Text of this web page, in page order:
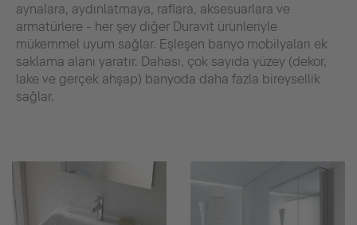
aynalara, aydınlatmaya, raflara, aksesuarlara ve
armatürlere - her şey diğer Duravit ürünleriyle
mükemmel uyum sağlar. Eşleşen banyo mobilyaları ek
saklama alanı yaratır. Dahası, çok sayıda yüzey (dekor,
lake ve gerçek ahşap) banyoda daha fazla bireysellik
sağlar.